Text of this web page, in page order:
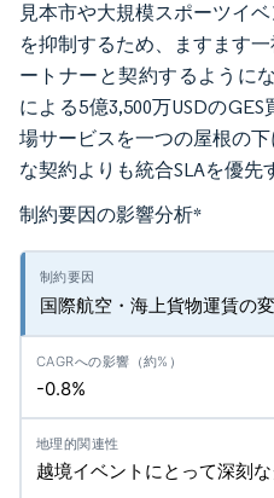
見本市や大規模スポーツイ
を抑制するため、ますます
ートナーと契約するように
による5億3,500万USDの
場サービスを一つの屋根の
な契約よりも統合SLAを優先
制約要因の影響分析*
国際航空・海上貨物運賃の
-0.8%
越境イベントにとって深刻